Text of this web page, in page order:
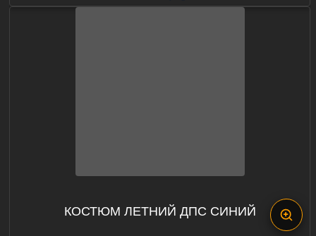
КОСТЮМ ЛЕТНИЙ ДПС СИНИЙ